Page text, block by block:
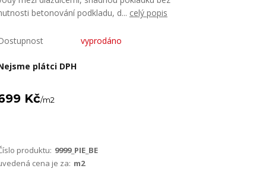
betonování podkladu, d... celý popis
vyprodáno
plátci DPH
Kč/m2
produktu: 9999_PIE_BE
cena je za: m2